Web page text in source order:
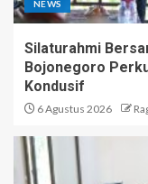
NEWS
Silaturahmi
Bojonegoro
Kondusif
6 Agustus 2026